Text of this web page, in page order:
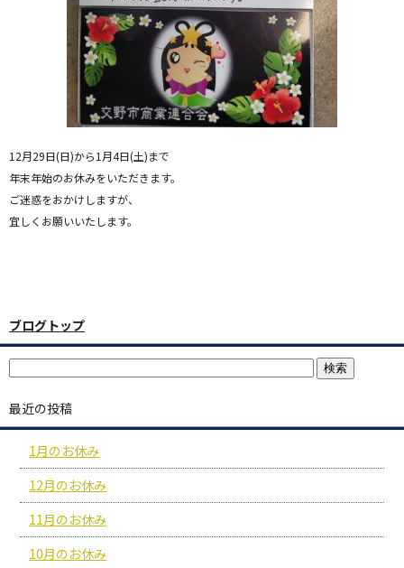
12月29日(日)から1月4日(土)まで
年末年始のお休みをいただきます。
ご迷惑をおかけしますが、
宜しくお願いいたします。
ブログトップ
最近の投稿
1月のお休み
12月のお休み
11月のお休み
10月のお休み